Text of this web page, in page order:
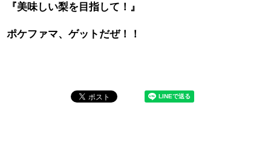
『美味しい梨を目指して！』
ポケファマ、ゲットだぜ！！